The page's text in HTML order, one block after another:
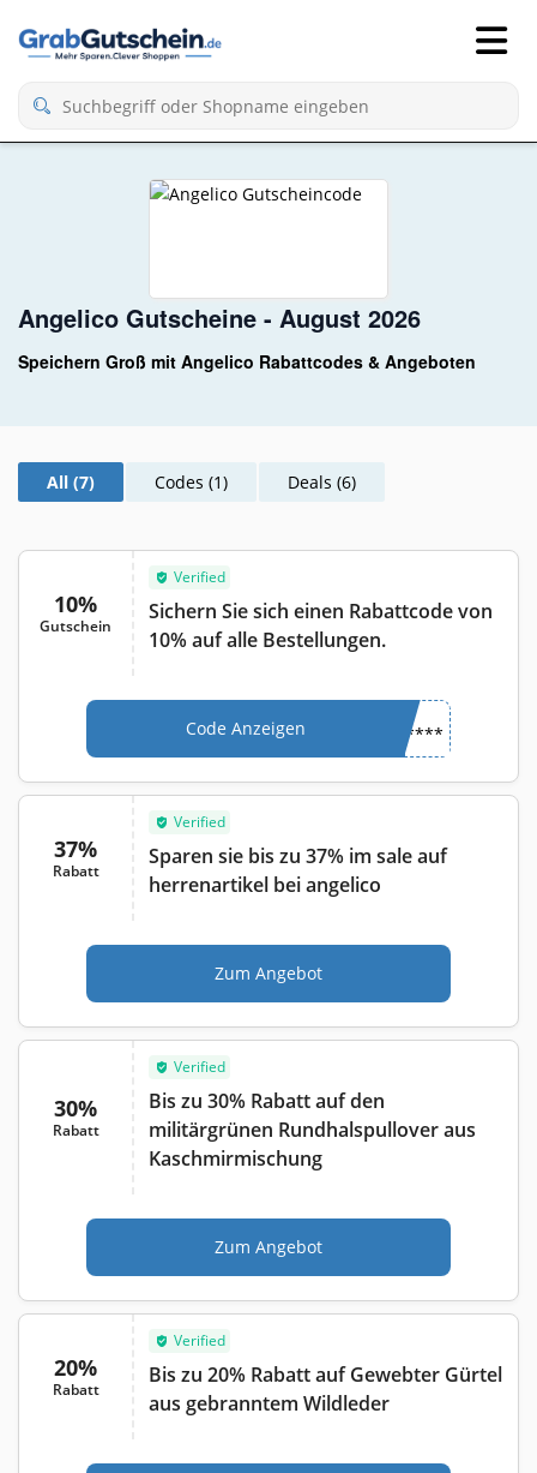
Angelico Gutscheine - August 2026
Speichern Groß mit Angelico Rabattcodes & Angeboten
All (7) Codes (1) Deals (6)
10%
Gutschein
Verified
Sichern Sie sich einen Rabattcode von
10% auf alle Bestellungen.
Code Anzeigen ****
37%
Rabatt
Verified
Sparen sie bis zu 37% im sale auf
herrenartikel bei angelico
Zum Angebot
30%
Rabatt
Verified
Bis zu 30% Rabatt auf den
militärgrünen Rundhalspullover aus
Kaschmirmischung
Zum Angebot
20%
Rabatt
Verified
Bis zu 20% Rabatt auf Gewebter Gürtel
aus gebranntem Wildleder